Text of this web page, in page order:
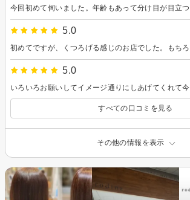
5.0
5.0
いろいろお願いしてイメージ通りにしあげてくれて今
すべての口コミを見る
その他の情報を表示